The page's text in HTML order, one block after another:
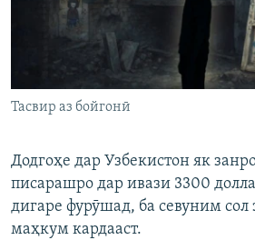
Тасвир аз бойгонӣ
Додгоҳе дар Узбекистон як
писарашро дар ивази 3300
дигаре фурӯшад, ба севуним сол
маҳкум кардааст.